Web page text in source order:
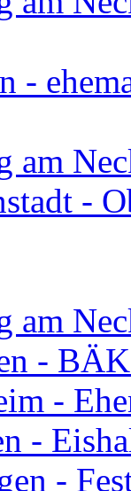
-
am
-
am
-
-
-
-